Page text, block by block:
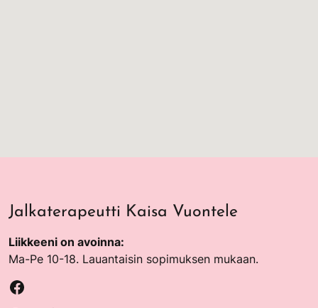
Jalkaterapeutti Kaisa Vuontele
Liikkeeni on avoinna:
Ma-Pe 10-18. Lauantaisin sopimuksen mukaan.
Facebook